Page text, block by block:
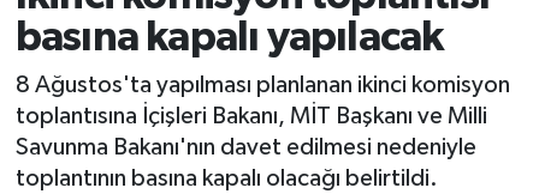
basına kapalı yapılacak
8 Ağustos'ta yapılması planlanan ikinci komisyon
toplantısına İçişleri Bakanı, MİT Başkanı ve Milli
Savunma Bakanı'nın davet edilmesi nedeniyle
toplantının basına kapalı olacağı belirtildi.
Son Dakika Haberleri
Haber Arşivi